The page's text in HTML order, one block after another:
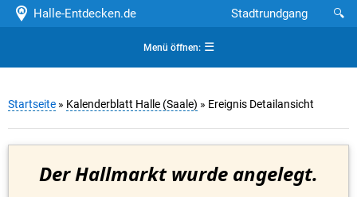
Halle-Entdecken.de 🔍
Stadtrundgang
Menü öffnen:☰
Startseite » Kalenderblatt Halle (Saale) » Ereignis Detailansicht
Der Hallmarkt wurde angelegt.